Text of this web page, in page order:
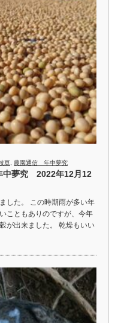
豆 農園通信 年中夢究
中夢究 2022年12月12
した。 この時期雨が多い年
こともありのですが、今年
が出来ました。 乾燥もいい